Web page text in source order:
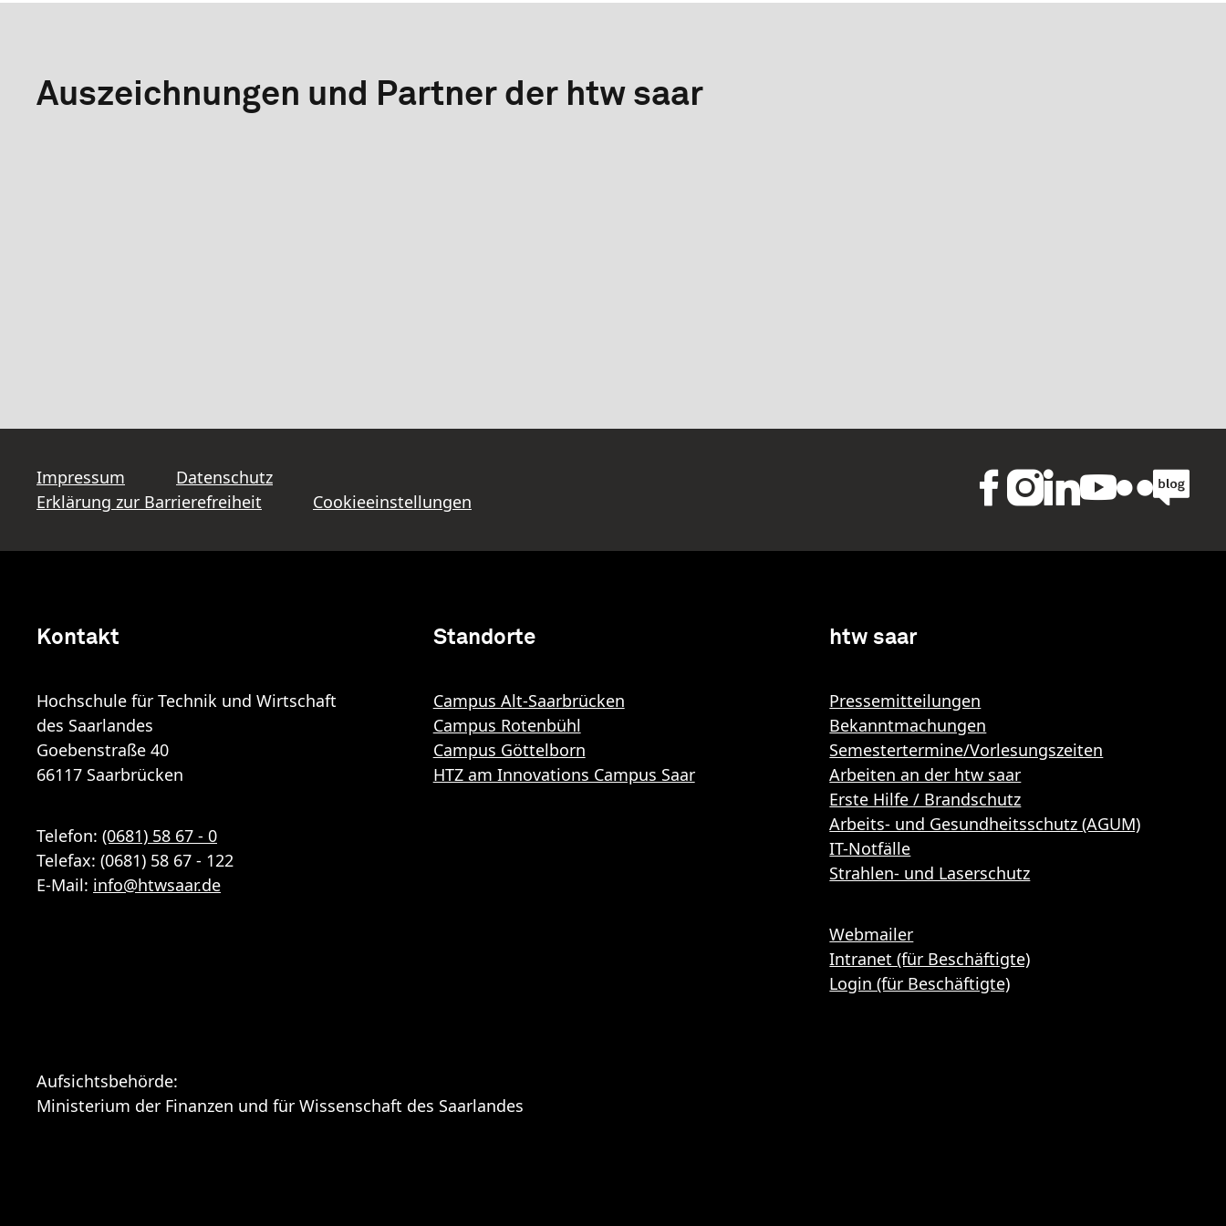
Auszeichnungen und Partner der htw saar
Impressum
Datenschutz
Erklärung zur Barrierefreiheit
Cookieeinstellungen
Kontakt
Hochschule für Technik und Wirtschaft
des Saarlandes
Goebenstraße 40
66117 Saarbrücken
Telefon: (0681) 58 67 - 0
Telefax: (0681) 58 67 - 122
E-Mail: info@htwsaar.de
Standorte
Campus Alt-Saarbrücken
Campus Rotenbühl
Campus Göttelborn
HTZ am Innovations Campus Saar
htw saar
Pressemitteilungen
Bekanntmachungen
Semestertermine/Vorlesungszeiten
Arbeiten an der htw saar
Erste Hilfe / Brandschutz
Arbeits- und Gesundheitsschutz (AGUM)
IT-Notfälle
Strahlen- und Laserschutz
Webmailer
Intranet (für Beschäftigte)
Login (für Beschäftigte)
Aufsichtsbehörde:
Ministerium der Finanzen und für Wissenschaft des Saarlandes